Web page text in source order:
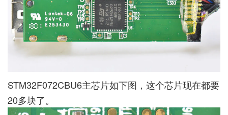
STM32F072CBU6主芯片如下图，这个芯片现在都要
20多块了。